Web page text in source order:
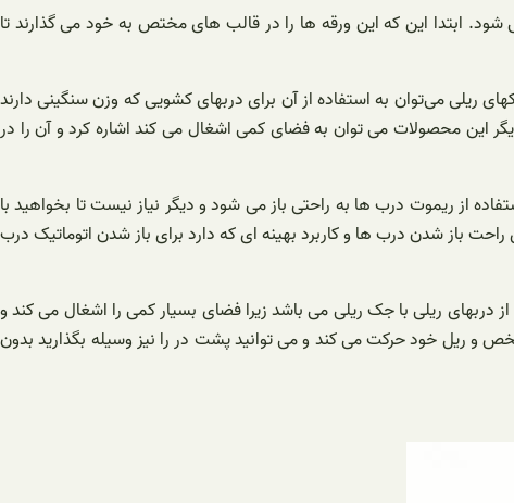
شود. ابتدا این که این ورقه ها را در قالب های مختص به خود می گذارند تا
ریلی می‌توان به استفاده از آن برای دربهای کشویی که وزن سنگینی دارند
را به خوبی انجام می‌دهند. از گونه مزایای دیگر این محصولات می توان به فضای کمی اشغال می کند اشاره کرد و آن را در
از ریموت درب ها به راحتی باز می ‌شود و دیگر نیاز نیست تا بخواهید با
باز شدن درب ها و کاربرد بهینه ای که دارد برای باز شدن اتوماتیک درب
دربهای ریلی با جک ریلی می باشد زیرا فضای بسیار کمی را اشغال می کند و
ریل خود حرکت می کند و می توانید پشت در را نیز وسیله بگذارید بدون